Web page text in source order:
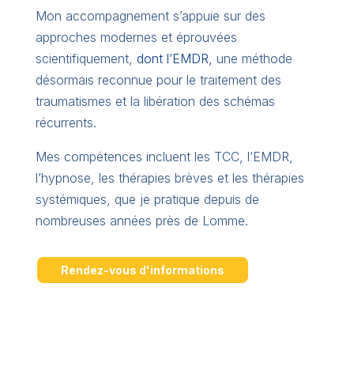
Mon accompagnement s’appuie sur des
approches modernes et éprouvées
scientifiquement, dont l’EMDR, une méthode
désormais reconnue pour le traitement des
traumatismes et la libération des schémas
récurrents.
Mes compétences incluent les TCC, l’EMDR,
l’hypnose, les thérapies brèves et les thérapies
systémiques, que je pratique depuis de
nombreuses années près de Lomme.
Rendez-vous d'informations